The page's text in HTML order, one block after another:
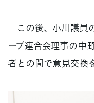
この後、小川議員
ープ連合会理事の中
者との間で意見交換